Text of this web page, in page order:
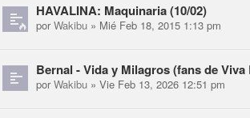
HAVALINA: Maquinaria (10/02)
porWakibu » Mié Feb 18, 2015 1:13 pm
Bernal - Vida y Milagros (fans de
porWakibu » Vie Feb 13, 2026 12:51 pm